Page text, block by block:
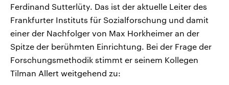
Ferdinand Sutterlüty. Das ist der aktuelle Leiter des
Frankfurter Instituts für Sozialforschung und damit
einer der Nachfolger von Max Horkheimer an der
Spitze der berühmten Einrichtung. Bei der Frage der
Forschungsmethodik stimmt er seinem Kollegen
Tilman Allert weitgehend zu: